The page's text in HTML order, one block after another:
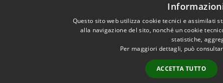
Questo sito web utilizza cookie tecnici e assimilati
alla navigazione del sito, nonché un cookie
statistiche,
Per maggiori dettagli, può
ACCETTA TUTTO